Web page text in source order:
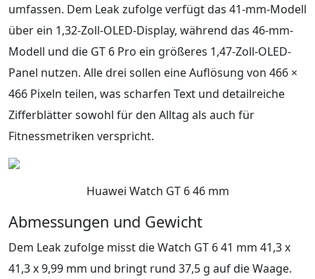
umfassen. Dem Leak zufolge verfügt das 41-mm-Modell
über ein 1,32-Zoll-OLED-Display, während das 46-mm-
Modell und die GT 6 Pro ein größeres 1,47-Zoll-OLED-
Panel nutzen. Alle drei sollen eine Auflösung von 466 ×
466 Pixeln teilen, was scharfen Text und detailreiche
Zifferblätter sowohl für den Alltag als auch für
Fitnessmetriken verspricht.
Huawei Watch GT 6 46 mm
Abmessungen und Gewicht
Dem Leak zufolge misst die Watch GT 6 41 mm 41,3 x
41,3 x 9,99 mm und bringt rund 37,5 g auf die Waage.